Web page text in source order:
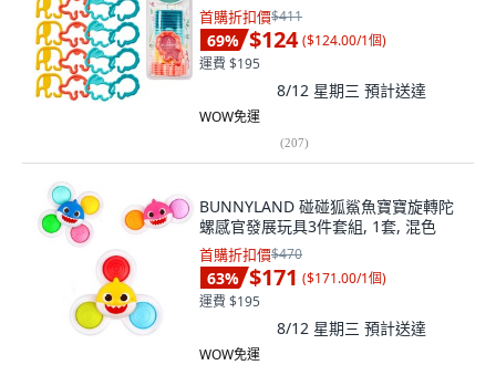
首購折扣價$411
69% $124 ($124.00/1個)
運費 $195
8/12 星期三 預計送達
WOW免運
(207)
BUNNYLAND 碰碰狐鯊魚寶寶旋轉陀
螺感官發展玩具3件套組, 1套, 混色
首購折扣價$470
63% $171 ($171.00/1個)
運費 $195
8/12 星期三 預計送達
WOW免運